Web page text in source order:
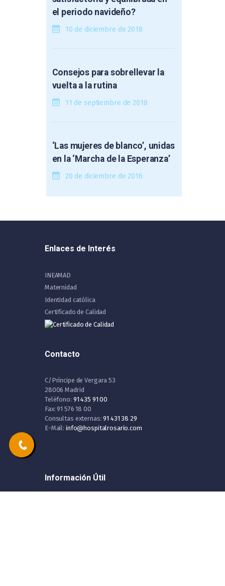
el periodo navideño?
10 de diciembre de 2018
Consejos para sobrellevar la
vuelta a la rutina
11 de septiembre de 2018
‘Las mujeres de blanco’, unidas
en la ‘Marcha de la Esperanza’
20 de diciembre de 2016
Enlaces de Interés
INEAMAD
Maternidad
Identidad católica
Certificado de Calidad
Contacto
C/Príncipe de Vergara 53
28006 Madrid
Teléfono: 91 435 91 00
Fax: 91 576 18 00
Consultas externas:91 431 38 29
E-Mail: info@hospitalrosario.com
Información Útil